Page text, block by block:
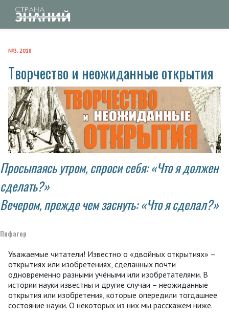
№3, 2018
Творчество и неожиданные открытия
Просыпаясь утром, спроси себя: «Что я должен
сделать?»
Вечером, прежде чем заснуть: «Что я сделал?»
Пифагор
Уважаемые читатели! Известно о «двойных открытиях» –
открытиях или изобретениях, сделанных почти
одновременно разными учёными или изобретателями. В
истории науки известны и другие случаи – неожиданные
открытия или изобретения, которые опередили тогдашнее
состояние науки. О некоторых из них мы расскажем ниже.